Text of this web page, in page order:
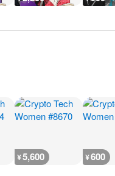
¥5,600 ¥600